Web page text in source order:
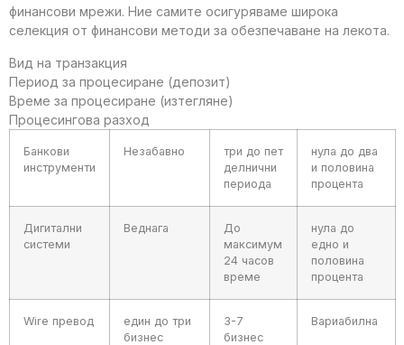
финансови мрежи. Ние самите осигуряваме широка
селекция от финансови методи за обезпечаване на лекота.
Вид на транзакция
Период за процесиране (депозит)
Време за процесиране (изтегляне)
Процесингова разход
Банкови
инструменти
Незабавно
три до пет
делнични
периода
нула до два
и половина
процента
Дигитални
системи
Веднага
До
максимум
24 часов
време
нула до
едно и
половина
процента
Wire превод
един до три
бизнес
3-7
бизнес
Вариабилна